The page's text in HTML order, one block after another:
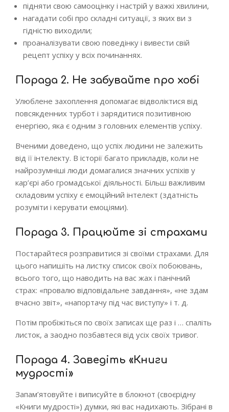
підняти свою самооцінку і настрій у важкі хвилини,
нагадати собі про складні ситуації, з яких ви з
гідністю виходили;
проаналізувати свою поведінку і вивести свій
рецепт успіху у всіх починаннях.
Порада 2. Не забувайте про хобі
Улюблене захоплення допомагає відволіктися від
повсякденних турбот і зарядитися позитивною
енергією, яка є одним з головних елементів успіху.
Вченими доведено, що успіх людини не залежить
від її інтелекту. В історії багато прикладів, коли не
найрозумніші люди домагалися значних успіхів у
кар’єрі або громадської діяльності. Більш важливим
складовим успіху є емоційний інтелект (здатність
розуміти і керувати емоціями).
Порада 3. Працюйте зі страхами
Постарайтеся розправитися зі своїми страхами. Для
цього напишіть на листку список своїх побоювань,
всього того, що наводить на вас жах і панічний
страх: «провалю відповідальне завдання», «не здам
вчасно звіт», «напортачу під час виступу» і т. д.
Потім пробіжіться по своїх записах ще раз і … спаліть
листок, а заодно позбавтеся від усіх своїх тривог.
Порада 4. Заведіть «Книги
мудрості»
Запам’ятовуйте і виписуйте в блокнот (своєрідну
«Книги мудрості») думки, які вас надихають. Зібрані в